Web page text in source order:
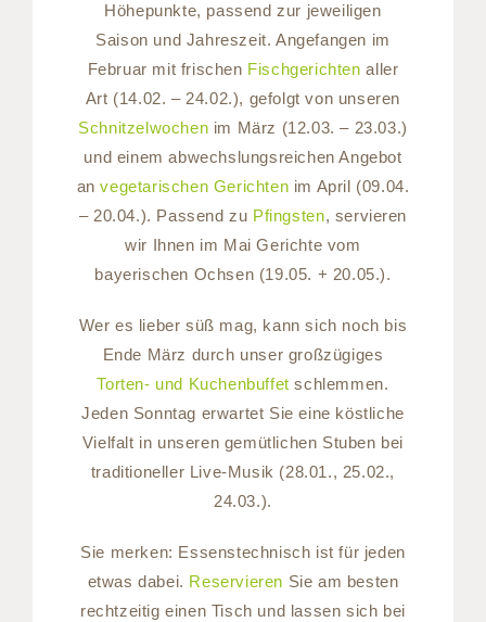
Höhepunkte, passend zur jeweiligen
Saison und Jahreszeit. Angefangen im
Februar mit frischen Fischgerichten aller
Art (14.02. – 24.02.), gefolgt von unseren
Schnitzelwochen im März (12.03. – 23.03.)
und einem abwechslungsreichen Angebot
anvegetarischen Gerichten im April (09.04.
– 20.04.). Passend zu Pfingsten, servieren
wir Ihnen im Mai Gerichte vom
bayerischen Ochsen (19.05. + 20.05.).
Wer es lieber süß mag, kann sich noch bis
Ende März durch unser großzügiges
Torten- und Kuchenbuffet schlemmen.
Jeden Sonntag erwartet Sie eine köstliche
Vielfalt in unseren gemütlichen Stuben bei
traditioneller Live-Musik (28.01., 25.02.,
24.03.).
Sie merken: Essenstechnisch ist für jeden
etwas dabei. Reservieren Sie am besten
rechtzeitig einen Tisch und lassen sich bei